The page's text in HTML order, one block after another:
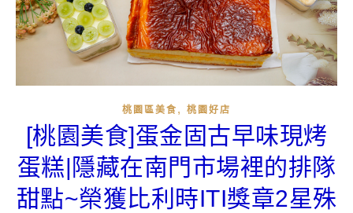
桃園區美食 , 桃園好店
[桃園美食]蛋金固古早味現烤
蛋糕|隱藏在南門市場裡的排隊
甜點~榮獲比利時ITI獎章2星殊